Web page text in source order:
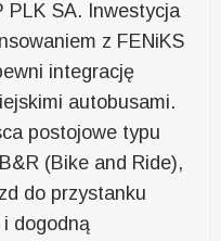
PLK SA. Inwestycja
z FENiKS
integrację
autobusami.
postojowe typu
(Bike and Ride),
do przystanku
dogodną